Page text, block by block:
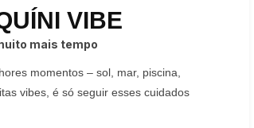
VIBE
mais tempo
momentos – sol, mar, piscina,
vibes, é só seguir esses cuidados